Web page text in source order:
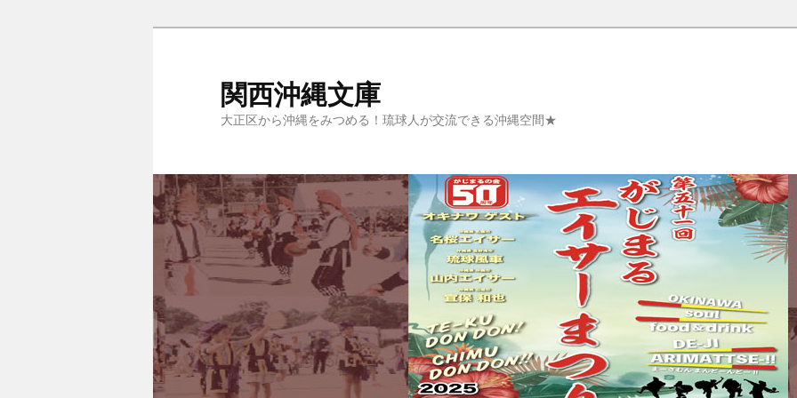
関西沖縄文庫
大正区から沖縄をみつめる！琉球人が交流できる沖縄空間★